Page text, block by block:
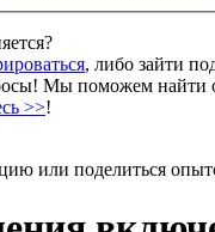
, либо зайти
Мы поможем найти
>>!
или поделиться